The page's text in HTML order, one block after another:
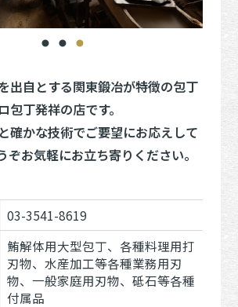
出自とする関東鍛冶が特徴の包丁
包丁発祥の店です。
確かな技術でご要望にお応えして
ぞお気軽にお立ち寄りください。
03-3541-8619
鮪解体用大型包丁、各種料理用打
刃物、水産加工等各種業務用刃
物、一般家庭用刃物、砥石等各種
付属品